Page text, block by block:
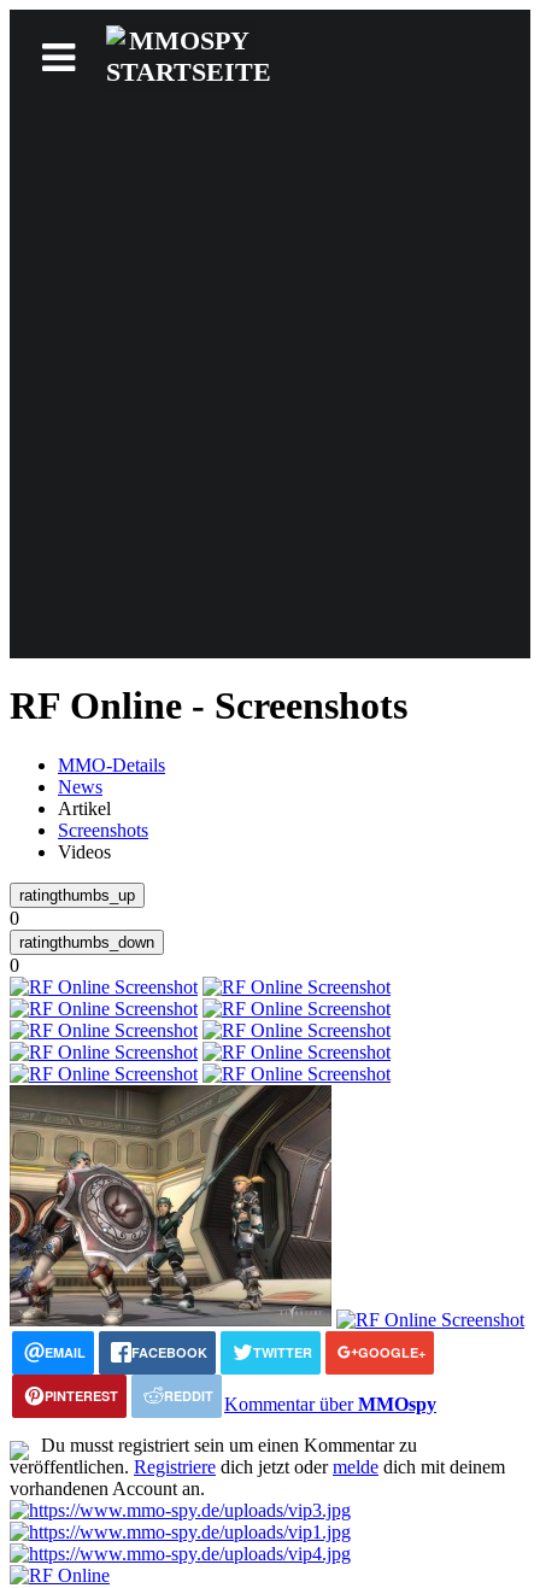
RF Online - Screenshots
MMO-Details
News
Artikel
Screenshots
Videos
0
0
EMAIL FACEBOOK TWITTER GOOGLE+
PINTEREST REDDIT Kommentar überMMOspy
Du musst registriert sein um einen Kommentar zu
veröffentlichen. Registriere dich jetzt odermelde dich mit deinem
vorhandenen Account an.